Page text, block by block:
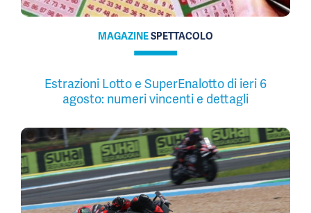
MAGAZINESPETTACOLO
Estrazioni Lotto e SuperEnalotto di ieri 6
agosto: numeri vincenti e dettagli